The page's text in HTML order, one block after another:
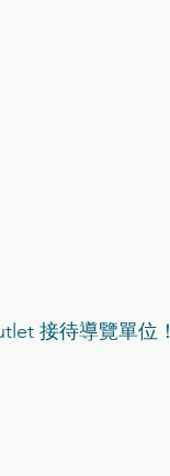
接待導覽單位！